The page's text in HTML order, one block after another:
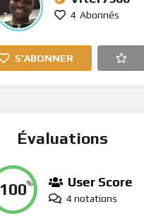
4 Abonnés
S'ABONNER
Évaluations
100% User Score
4 notations